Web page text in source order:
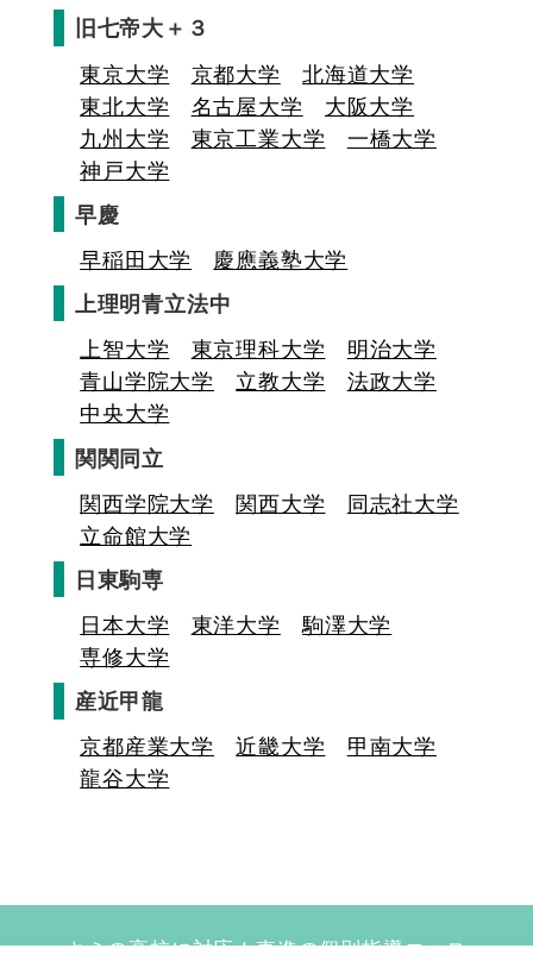
旧七帝大＋３
東京大学
京都大学
北海道大学
東北大学
名古屋大学
大阪大学
九州大学
東京工業大学
一橋大学
神戸大学
早慶
早稲田大学
慶應義塾大学
上理明青立法中
上智大学
東京理科大学
明治大学
青山学院大学
立教大学
法政大学
中央大学
関関同立
関西学院大学
関西大学
同志社大学
立命館大学
日東駒専
日本大学
東洋大学
駒澤大学
専修大学
産近甲龍
京都産業大学
近畿大学
甲南大学
龍谷大学
キミの高校に対応！東進の個別指導コース